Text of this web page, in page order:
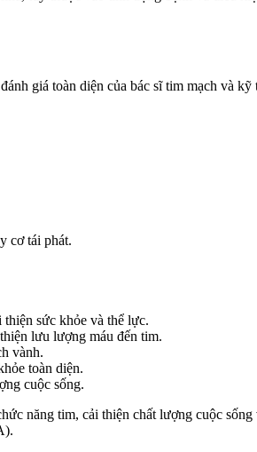
giá toàn diện của bác sĩ tim mạch và
cơ tái phát.
sức khỏe và thể lực.
lưu lượng máu đến tim.
vành.
toàn diện.
cuộc sống.
năng tim, cải thiện chất lượng cuộc